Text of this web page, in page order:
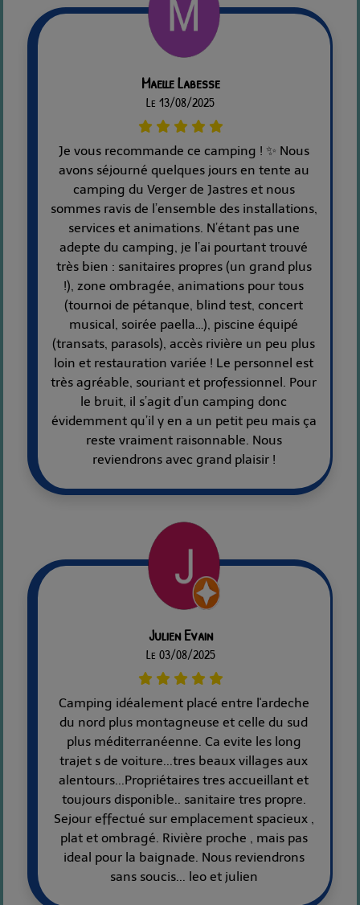
Maelle Labesse
Le 13/08/2025
Je vous recommande ce camping ! ✨ Nous
avons séjourné quelques jours en tente au
camping du Verger de Jastres et nous
sommes ravis de l’ensemble des installations,
services et animations. N’étant pas une
adepte du camping, je l’ai pourtant trouvé
très bien : sanitaires propres (un grand plus
!), zone ombragée, animations pour tous
(tournoi de pétanque, blind test, concert
musical, soirée paella…), piscine équipé
(transats, parasols), accès rivière un peu plus
loin et restauration variée ! Le personnel est
très agréable, souriant et professionnel. Pour
le bruit, il s’agit d’un camping donc
évidemment qu’il y en a un petit peu mais ça
reste vraiment raisonnable. Nous
reviendrons avec grand plaisir !
Julien Evain
Le 03/08/2025
Camping idéalement placé entre l'ardeche
du nord plus montagneuse et celle du sud
plus méditerranéenne. Ca evite les long
trajet s de voiture...tres beaux villages aux
alentours...Propriétaires tres accueillant et
toujours disponible.. sanitaire tres propre.
Sejour effectué sur emplacement spacieux ,
plat et ombragé. Rivière proche , mais pas
ideal pour la baignade. Nous reviendrons
sans soucis... leo et julien